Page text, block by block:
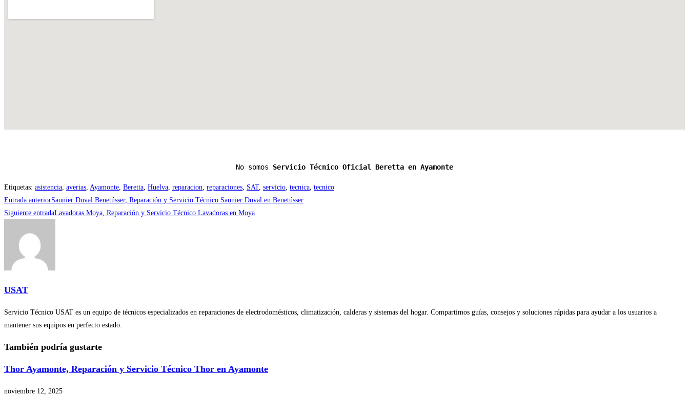
No somos Servicio Técnico Oficial Beretta en Ayamonte
Etiquetas: asistencia, averias, Ayamonte, Beretta, Huelva, reparacion, reparaciones, SAT, servicio, tecnica, tecnico
Leer
más
Entrada anteriorSaunier Duval Benetússer, Reparación y Servicio Técnico Saunier Duval en Benetússer
Siguiente entradaLavadoras Moya, Reparación y Servicio Técnico Lavadoras en Moya
USAT
Servicio Técnico USAT es un equipo de técnicos especializados en reparaciones de electrodomésticos, climatización, calderas y sistemas del hogar. Compartimos guías, consejos y soluciones rápidas para ayudar a los usuarios a
mantener sus equipos en perfecto estado.
También podría gustarte
Thor Ayamonte, Reparación y Servicio Técnico Thor en Ayamonte
noviembre 12, 2025